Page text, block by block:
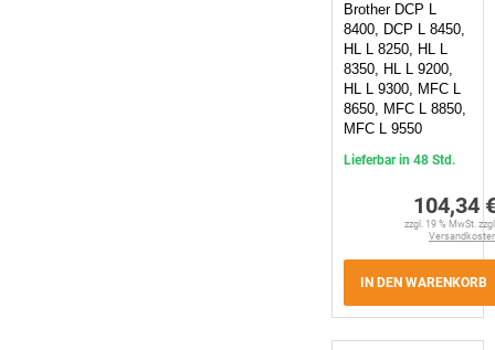
Brother DCP L
8400, DCP L 8450,
HL L 8250, HL L
8350, HL L 9200,
HL L 9300, MFC L
8650, MFC L 8850,
MFC L 9550
Lieferbar in 48 Std.
104,34
zzgl. 19 % MwSt.
IN DEN WARENKORB